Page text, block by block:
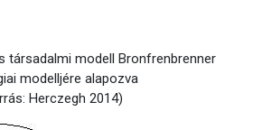
társadalmi modell Bronfrenbrenner
modelljére alapozva
Herczegh 2014)